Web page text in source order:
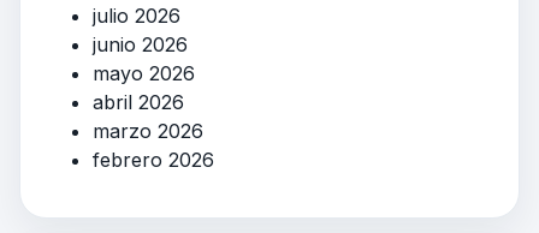
julio 2026
junio 2026
mayo 2026
abril 2026
marzo 2026
febrero 2026